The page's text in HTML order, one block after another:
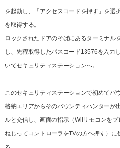
を起動し、「アクセスコードを押す」を選
を取得する。
ロックされたドアのそばにあるターミナル
し、先程取得したパスコード13576を入力
いてセキュリティステーションへ。
このセキュリティステーションで初めてバ
格納エリアからそのバウンティハンターが
ルと交信し、画面の指示（Wiiリモコンを
ねじってコントローラをTVの方へ押す）に